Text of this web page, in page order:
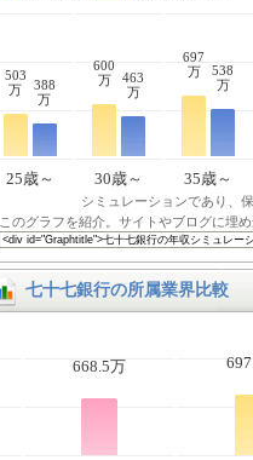
503
万
388
万
600
万
463
万
697
万
538
万
25歳～ 30歳～ 35歳～
シミュレーションであり、
このグラフを紹介。サイトやブログに埋
七十七銀行の所属業界比較
668.5万